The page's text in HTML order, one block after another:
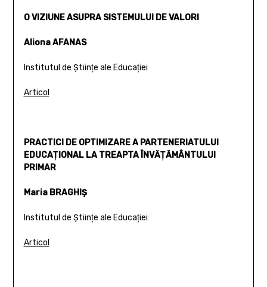
O VIZIUNE ASUPRA SISTEMULUI DE VALORI
Aliona AFANAS
Institutul de Ştiinţe ale Educaţiei
Articol
PRACTICI DE OPTIMIZARE A PARTENERIATULUI
EDUCAŢIONAL LA TREAPTA ÎNVĂŢĂMÂNTULUI
PRIMAR
Maria BRAGHIŞ
Institutul de Ştiinţe ale Educaţiei
Articol